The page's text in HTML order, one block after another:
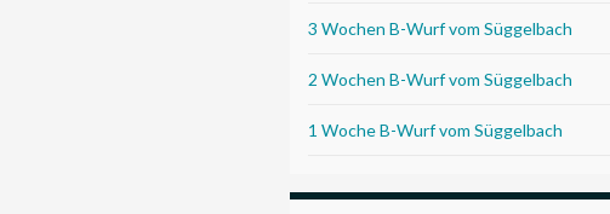
3 Wochen B-Wurf vom Süggelbach
2 Wochen B-Wurf vom Süggelbach
1 Woche B-Wurf vom Süggelbach